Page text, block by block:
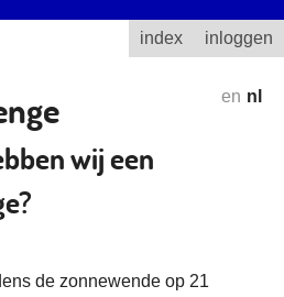
index inloggen
en nl
wij een
de zonnewende op 21